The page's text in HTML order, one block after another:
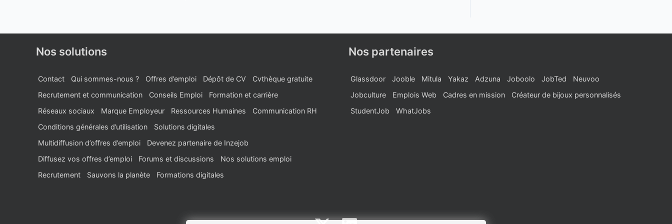
Nos solutions
Contact Qui sommes-nous ? Offres d’emploi Dépôt de CV
Cvthèque gratuite
Recrutement et communication
Conseils Emploi
Formation et carrière
Réseaux sociaux
Marque Employeur Ressources Humaines
Communication RH
Conditions générales d’utilisation
Solutions digitales
Multidiffusion d’offres d’emploi
Devenez partenaire de Inzejob
Diffusez vos offres d’emploi
Forums et discussions
Nos solutions emploi
Recrutement
Sauvons la planète Formations digitales
Nos partenaires
Glassdoor Jooble Mitula Yakaz Adzuna Joboolo JobTed
Neuvoo
Jobculture
Emplois Web Cadres en mission
Créateur de bijoux personnalisés
StudentJob
WhatJobs